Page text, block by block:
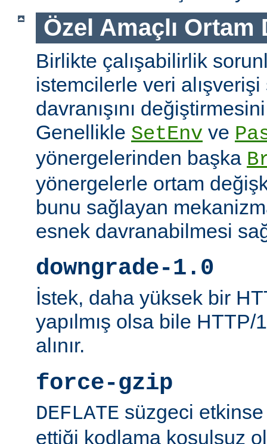
Özel Amaçlı
Birlikte çalışabilirlik
istemcilerle veri alışverişi
davranışını
Genellikle SetEnv ve
yönergelerinden başka
yönergelerle ortam
bunu sağlayan
esnek davranabilmesi
downgrade-1.0
İstek, daha yüksek bir
yapılmış olsa bile
alınır.
force-gzip
DEFLATE süzgeci etkinse
ettiği kodlama koşulsuz